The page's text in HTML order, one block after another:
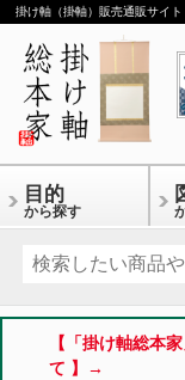
掛け軸（掛軸）販売通販サイト
目的
から探す
【「掛け軸総本
て 】→